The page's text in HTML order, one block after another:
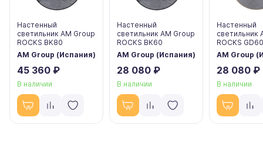
Настенный
светильник AM Group
ROCKS BK80
AM Group (Испания)
45 360 ₽
В наличии
Настенный
светильник AM Group
ROCKS BK60
AM Group (Испания)
28 080 ₽
В наличии
Настенный
светильник
ROCKS GD60
AM Group
28 080 ₽
В наличии